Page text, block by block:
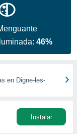
Iluminada:46%
en Digne-les-
Instalar